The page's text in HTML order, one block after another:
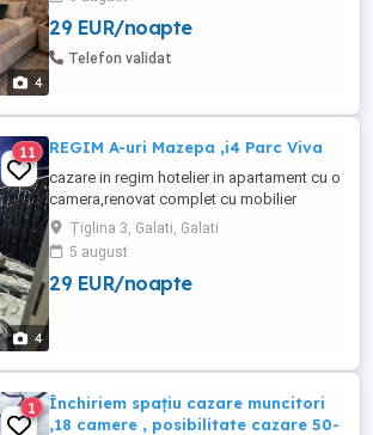
4
Apartamentul se afla in zona centrala
Mazepa 1,aproape de faleza Dunarii si
centrul orașului .Se închiriază si pentru
29 EUR/noapte
Telefon validat
4
11 REGIM A-uri Mazepa ,i4 Parc Viva
cazare in regim hotelier in apartament cu o
camera,renovat complet cu mobilier
nou.Este utliat cu WIFI,AC tip
inverter,bucatarie complet utilata.
Apartamentul se afla in zona centrala
Mazepa 1,aproape de faleza Dunarii si
Țiglina 3, Galati, Galati
5 august
29 EUR/noapte
1
Închiriem spațiu cazare muncitori
,18 camere , posibilitate cazare 50-